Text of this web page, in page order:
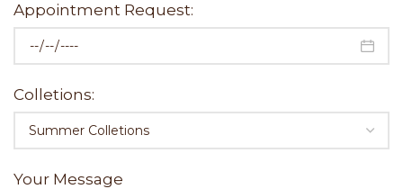
Appointment Request:
Colletions:
Your Message